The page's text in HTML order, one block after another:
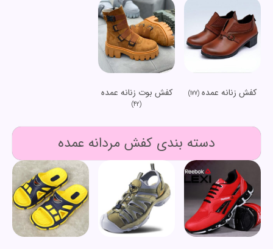
کفش زنانه عمده (177) کفش بوت زنانه عمده
(42)
دسته بندی کفش مردانه عمده